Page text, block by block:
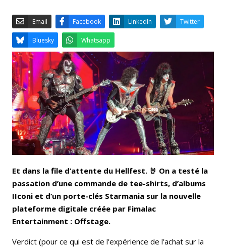
Email Facebook LinkedIn
Bluesky Whatsapp
Et dans la file d’attente du Hellfest. 🤘 On a testé la
passation d’une commande de tee-shirts, d’albums
IIconi et d’un porte-clés Starmania sur la nouvelle
plateforme digitale créée par Fimalac
Entertainment : Offstage.
Verdict (pour ce qui est de l’expérience de l’achat sur la